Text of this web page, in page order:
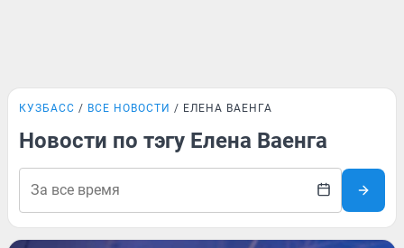
КУЗБАСС ВСЕ НОВОСТИ ЕЛЕНА ВАЕНГА
Новости по тэгу Елена Ваенга